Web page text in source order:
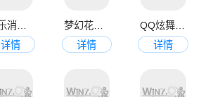
详情
梦幻花园2023最新版
详情
详情